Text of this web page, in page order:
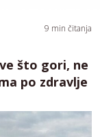
9 min čitanja
što gori, ne
po zdravlje